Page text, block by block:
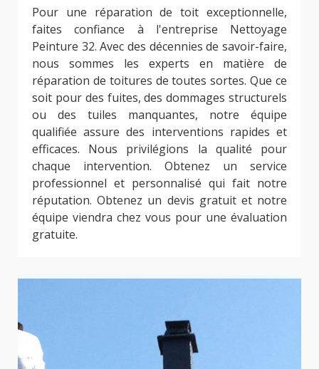
Pour une réparation de toit exceptionnelle,
faites confiance à l'entreprise Nettoyage
Peinture 32. Avec des décennies de savoir-faire,
nous sommes les experts en matière de
réparation de toitures de toutes sortes. Que ce
soit pour des fuites, des dommages structurels
ou des tuiles manquantes, notre équipe
qualifiée assure des interventions rapides et
efficaces. Nous privilégions la qualité pour
chaque intervention. Obtenez un service
professionnel et personnalisé qui fait notre
réputation. Obtenez un devis gratuit et notre
équipe viendra chez vous pour une évaluation
gratuite.